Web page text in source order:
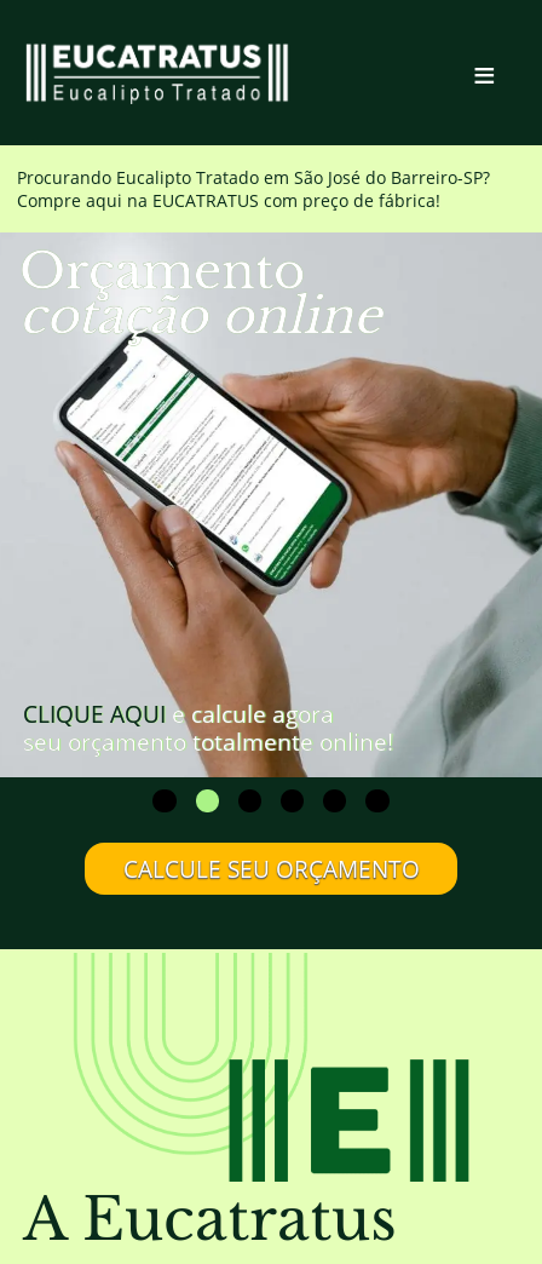
≡
Procurando Eucalipto Tratado emSão José do Barreiro-SP?
Compre aqui na EUCATRATUS com preço de fábrica!
Orçamento
cotação online
CLIQUE AQUI e calcule agora
seu orçamento totalmente online!
CALCULE SEU ORÇAMENTO
A Eucatratus